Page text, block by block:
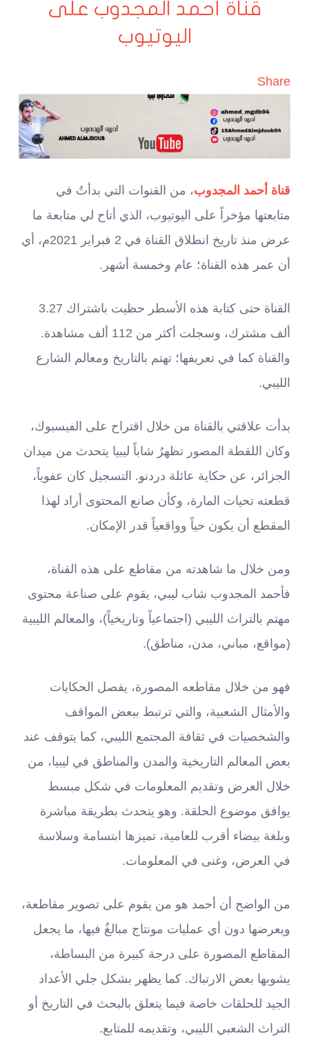
قناة أحمد المجدوب على
اليوتيوب
Share
قناة أحمد المجدوب، من القنوات التي بدأتُ في
متابعتها مؤخراً على اليوتيوب، الذي أتاح لي متابعة ما
عرض منذ تاريخ انطلاق القناة في 2 فبراير 2021م، أي
أن عمر هذه القناة؛ عام وخمسة أشهر.
القناة حتى كتابة هذه الأسطر حظيت باشتراك 3.27
ألف مشترك، وسجلت أكثر من 112 ألف مشاهدة.
والقناة كما في تعريفها؛ تهتم بالتاريخ ومعالم الشارع
الليبي.
بدأت علاقتي بالقناة من خلال اقتراح على الفيسبوك،
وكان اللقطة المصور تظهرُ شاباً ليبيا يتحدث من ميدان
الجزائر، عن حكاية عائلة دردنو. التسجيل كان عفوياً،
قطعته تحيات المارة، وكأن صانع المحتوى أراد لهذا
المقطع أن يكون حياً وواقعياً قدر الإمكان.
ومن خلال ما شاهدته من مقاطع على هذه القناة،
فأحمد المجدوب شاب ليبي، يقوم على صناعة محتوى
مهتم بالتراث الليبي (اجتماعياً وتاريخياً)، والمعالم الليبية
(مواقع، مباني، مدن، مناطق).
فهو من خلال مقاطعه المصورة، يفصل الحكايات
والأمثال الشعبية، والتي ترتبط ببعض المواقف
والشخصيات في ثقافة المجتمع الليبي، كما يتوقف عند
بعض المعالم التاريخية والمدن والمناطق في ليبيا، من
خلال العرض وتقديم المعلومات في شكل مبسط
يوافق موضوع الحلقة. وهو يتحدث بطريقة مباشرة
وبلغة بيضاء أقرب للعامية، تميزها ابتسامة وسلاسة
في العرض، وغنى في المعلومات.
من الواضح أن أحمد هو من يقوم على تصوير مقاطعة،
ويعرضها دون أي عمليات مونتاج مبالغٌ فيها، ما يجعل
المقاطع المصورة على درجة كبيرة من البساطة،
يشوبها بعض الارتباك. كما يظهر بشكل جلي الأعداد
الجيد للحلقات خاصة فيما يتعلق بالبحث في التاريخ أو
التراث الشعبي الليبي، وتقديمه للمتابع.